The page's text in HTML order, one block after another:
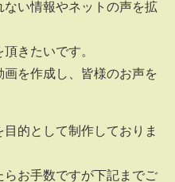
い情報やネットの声を拡
きたいです。
を作成し、皆様のお声を
的として制作しておりま
お手数ですが下記までご